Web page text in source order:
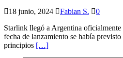
18 junio, 2024 Fabian S.
0
Starlink llegó a Argentina
fecha de lanzamiento se había
principios […]